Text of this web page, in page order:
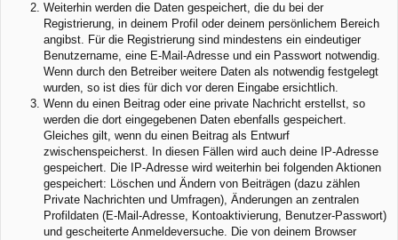
Weiterhin werden die Daten gespeichert, die du bei der
Registrierung, in deinem Profil oder deinem persönlichem Bereich
angibst. Für die Registrierung sind mindestens ein eindeutiger
Benutzername, eine E-Mail-Adresse und ein Passwort notwendig.
Wenn durch den Betreiber weitere Daten als notwendig festgelegt
wurden, so ist dies für dich vor deren Eingabe ersichtlich.
Wenn du einen Beitrag oder eine private Nachricht erstellst, so
werden die dort eingegebenen Daten ebenfalls gespeichert.
Gleiches gilt, wenn du einen Beitrag als Entwurf
zwischenspeicherst. In diesen Fällen wird auch deine IP-Adresse
gespeichert. Die IP-Adresse wird weiterhin bei folgenden Aktionen
gespeichert: Löschen und Ändern von Beiträgen (dazu zählen
Private Nachrichten und Umfragen), Änderungen an zentralen
Profildaten (E-Mail-Adresse, Kontoaktivierung, Benutzer-Passwort)
und gescheiterte Anmeldeversuche. Die von deinem Browser